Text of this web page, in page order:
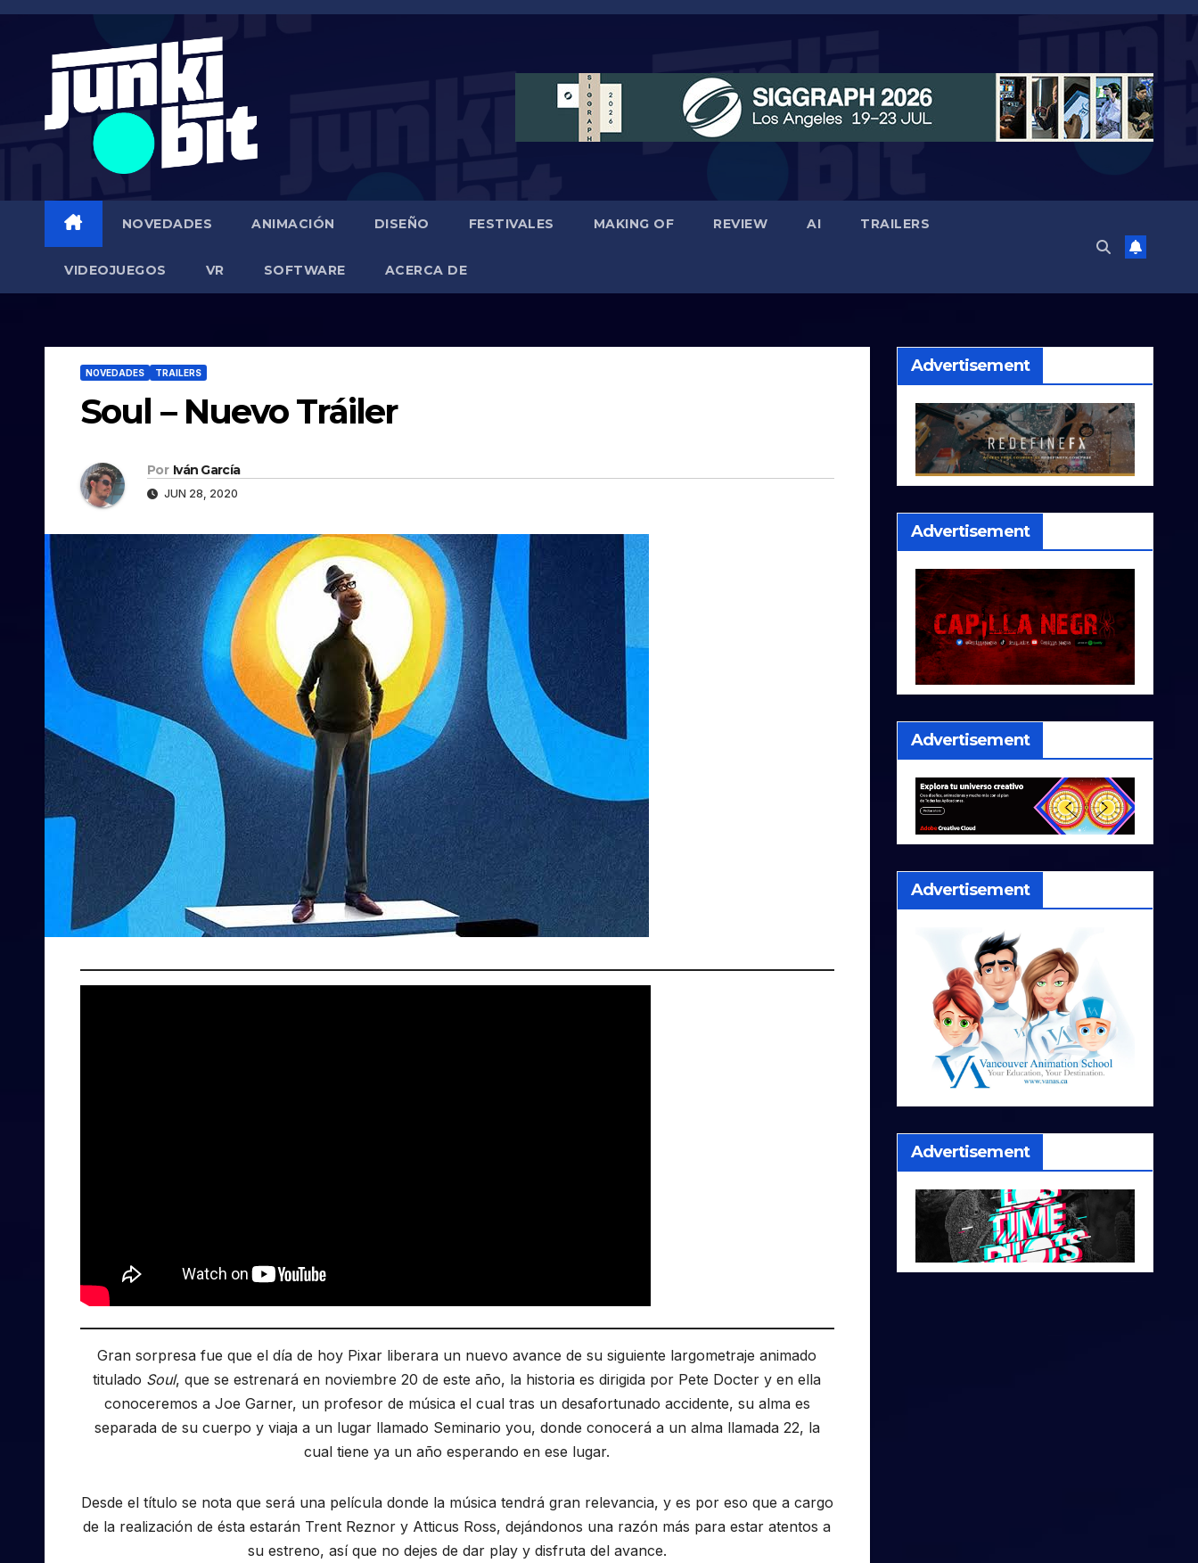
Saltar
contenido
NOVEDADES ANIMACIÓN DISEÑO FESTIVALES MAKING OF REVIEW AI TRAILERS
VIDEOJUEGOS VR SOFTWARE ACERCA DE
NOVEDADES TRAILERS
Soul – Nuevo Tráiler
Por Iván García
JUN 28, 2020
Gran sorpresa fue que el día de hoy Pixar liberara un nuevo avance de su siguiente largometraje animado
titulado Soul, que se estrenará en noviembre 20 de este año, la historia es dirigida por Pete Docter y en ella
conoceremos a Joe Garner, un profesor de música el cual tras un desafortunado accidente, su alma es
separada de su cuerpo y viaja a un lugar llamado Seminario you, donde conocerá a un alma llamada 22, la
cual tiene ya un año esperando en ese lugar.
Desde el título se nota que será una película donde la música tendrá gran relevancia, y es por eso que a cargo
de la realización de ésta estarán Trent Reznor y Atticus Ross, dejándonos una razón más para estar atentos a
su estreno, así que no dejes de dar play y disfruta del avance.
Advertisement
Advertisement
Advertisement
Advertisement
Advertisement